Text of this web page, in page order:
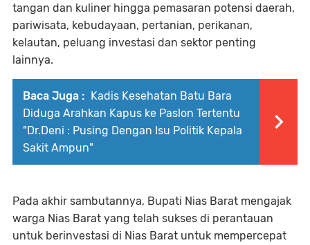
tangan dan kuliner hingga pemasaran potensi daerah,
pariwisata, kebudayaan, pertanian, perikanan,
kelautan, peluang investasi dan sektor penting
lainnya.
Baca Juga : Kadis Kesehatan Batu Bara
Diduga Arahkan Kapus ke Paslon Tertentu
"Dr.Deni : Pusing Dengan Isu Politik Kepala
Sakit Ampun"
Pada akhir sambutannya, Bupati Nias Barat mengajak
warga Nias Barat yang telah sukses di perantauan
untuk berinvestasi di Nias Barat untuk mempercepat